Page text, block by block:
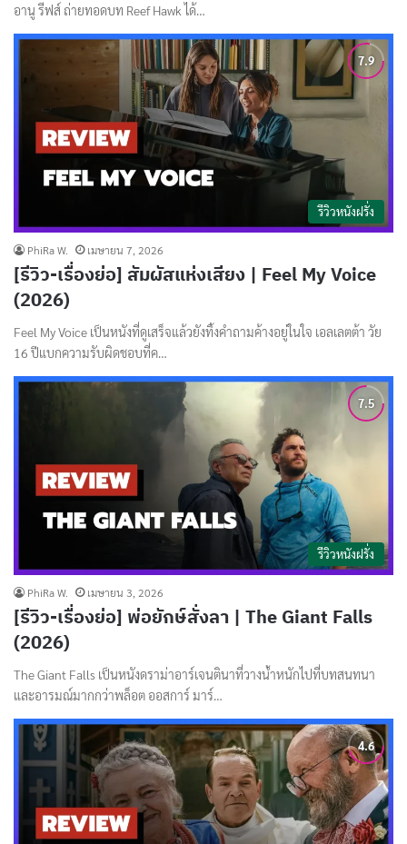
อานู รีฟส์ ถ่ายทอดบท Reef Hawk ได้…
รีวิวหนังฝรั่ง
PhiRa W. เมษายน 7, 2026
[รีวิว-เรื่องย่อ] สัมผัสแห่งเสียง | Feel My Voice
(2026)
Feel My Voice เป็นหนังที่ดูเสร็จแล้วยังทิ้งคำถามค้างอยู่ในใจ เอลเลตต้า วัย
16 ปีแบกความรับผิดชอบที่ค…
รีวิวหนังฝรั่ง
PhiRa W. เมษายน 3, 2026
[รีวิว-เรื่องย่อ] พ่อยักษ์สั่งลา | The Giant Falls
(2026)
The Giant Falls เป็นหนังดราม่าอาร์เจนตินาที่วางน้ำหนักไปที่บทสนทนา
และอารมณ์มากกว่าพล็อต ออสการ์ มาร์…